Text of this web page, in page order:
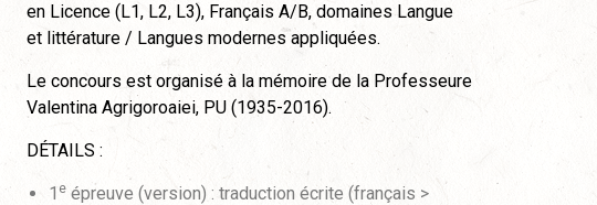
en Licence (L1, L2, L3), Français A/B, domaines Langue
et littérature / Langues modernes appliquées.
Le concours est organisé à la mémoire de la Professeure
Valentina Agrigoroaiei, PU (1935-2016).
DÉTAILS :
1 e épreuve (version) : traduction écrite (français >